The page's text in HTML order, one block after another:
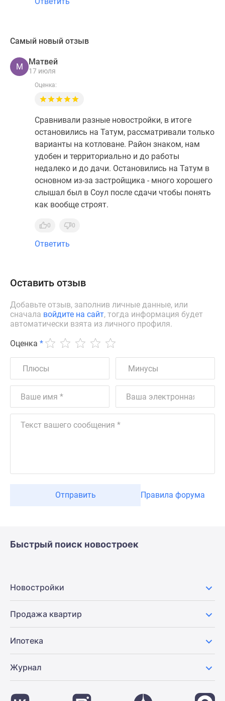
Самый новый отзыв
М
Матвей
17 июля
Оценка:
Сравнивали разные новостройки, в итоге
остановились на Татум, рассматривали только
варианты на котловане. Район знаком, нам
удобен и территориально и до работы
недалеко и до дачи. Остановились на Татум в
основном из-за застройщика - много хорошего
слышал был в Соул после сдачи чтобы понять
как вообще строят.
0 0
Ответить
Оставить отзыв
Добавьте отзыв, заполнив личные данные, или
сначала войдите на сайт, тогда информация будет
автоматически взята из личного профиля.
Оценка *
Отправить Правила форума
Быстрый поиск новостроек
Новостройки
Продажа квартир
Ипотека
Журнал